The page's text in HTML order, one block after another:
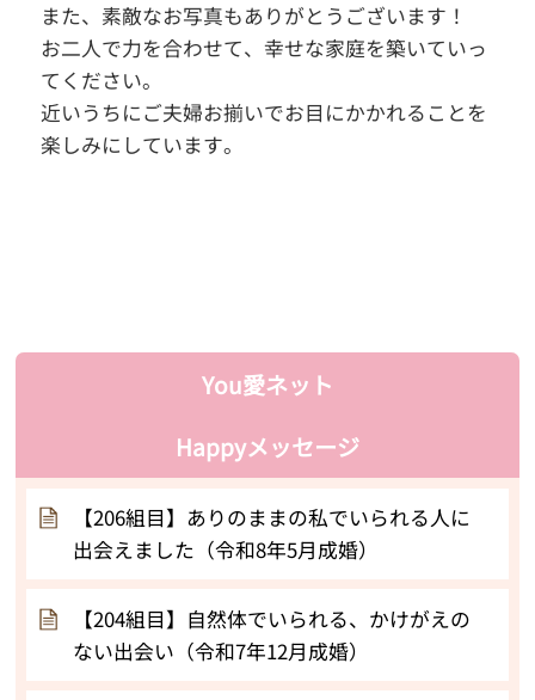
また、素敵なお写真もありがとうございます！
お二人で力を合わせて、幸せな家庭を築いていっ
てください。
近いうちにご夫婦お揃いでお目にかかれることを
楽しみにしています。
You愛ネット
Happyメッセージ
【206組目】ありのままの私でいられる人に
出会えました（令和8年5月成婚）
【204組目】自然体でいられる、かけがえの
ない出会い（令和7年12月成婚）